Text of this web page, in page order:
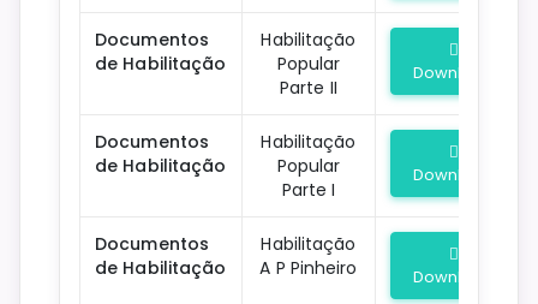
Documentos
de Habilitação
Habilitação
Popular
Parte II
Download
Documentos
de Habilitação
Habilitação
Popular
Parte I
Download
Documentos
de Habilitação
Habilitação
A P Pinheiro
Download